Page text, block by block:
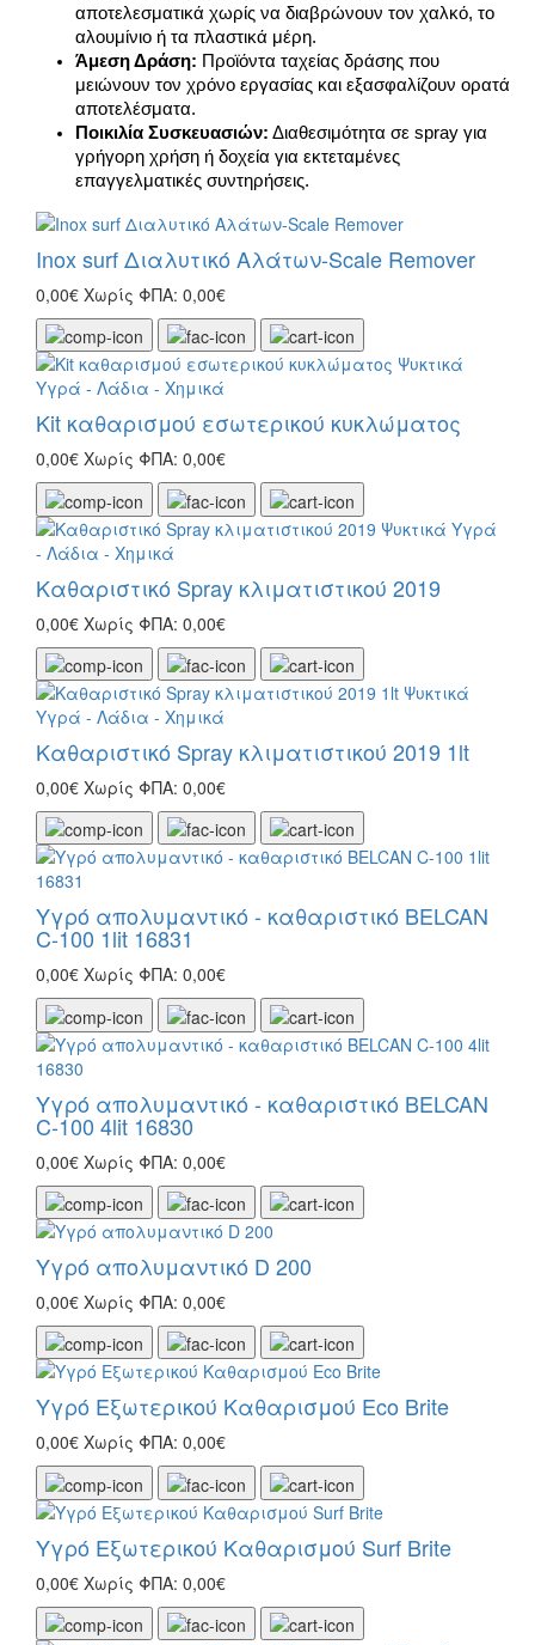
αποτελεσματικά χωρίς να διαβρώνουν τον χαλκό, το
αλουμίνιο ή τα πλαστικά μέρη.
Άμεση Δράση: Προϊόντα ταχείας δράσης που
μειώνουν τον χρόνο εργασίας και εξασφαλίζουν ορατά
αποτελέσματα.
Ποικιλία Συσκευασιών: Διαθεσιμότητα σε spray για
γρήγορη χρήση ή δοχεία για εκτεταμένες
επαγγελματικές συντηρήσεις.
Inox surf Διαλυτικό Αλάτων-Scale Remover
0,00€ Χωρίς ΦΠΑ: 0,00€
Kit καθαρισμού εσωτερικού κυκλώματος
0,00€ Χωρίς ΦΠΑ: 0,00€
Καθαριστικό Spray κλιματιστικού 2019
0,00€ Χωρίς ΦΠΑ: 0,00€
Καθαριστικό Spray κλιματιστικού 2019 1lt
0,00€ Χωρίς ΦΠΑ: 0,00€
Υγρό απολυμαντικό - καθαριστικό BELCAN
C-100 1lit 16831
0,00€ Χωρίς ΦΠΑ: 0,00€
Υγρό απολυμαντικό - καθαριστικό BELCAN
C-100 4lit 16830
0,00€ Χωρίς ΦΠΑ: 0,00€
Υγρό απολυμαντικό D 200
0,00€ Χωρίς ΦΠΑ: 0,00€
Υγρό Εξωτερικού Καθαρισμού Eco Brite
0,00€ Χωρίς ΦΠΑ: 0,00€
Υγρό Εξωτερικού Καθαρισμού Surf Brite
0,00€ Χωρίς ΦΠΑ: 0,00€